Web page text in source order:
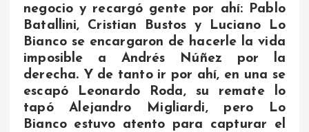
negocio y recargó gente por ahí: Pablo
Batallini, Cristian Bustos y Luciano Lo
Bianco se encargaron de hacerle la vida
imposible a Andrés Núñez por la
derecha. Y de tanto ir por ahí, en una se
escapó Leonardo Roda, su remate lo
tapó Alejandro Migliardi, pero Lo
Bianco estuvo atento para capturar el